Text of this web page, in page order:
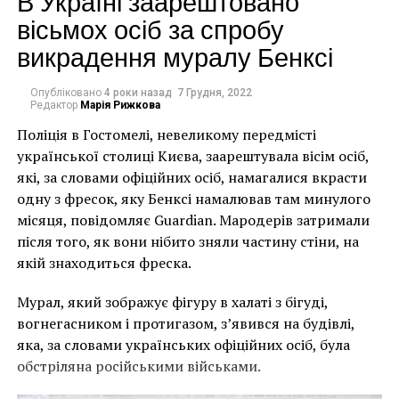
Либ выбрала последнее, так как никогда не стоит
недооценивать силу картины. С тех пор она
включила журналистику VR в свои репортажи и
художественное творчество. По словам фотографа,
вісьмох осіб за спробу
викрадення муралу Бенксі
Опубліковано 4 роки назад 7 Грудня, 2022
Редактор Марія Рижкова
Поліція в Гостомелі, невеликому передмісті
української столиці Києва, заарештувала вісім осіб,
які, за словами офіційних осіб, намагалися вкрасти
одну з фресок, яку Бенксі намалював там минулого
місяця, повідомляє Guardian. Мародерів затримали
після того, як вони нібито зняли частину стіни, на
якій знаходиться фреска.
Мурал, який зображує фігуру в халаті з бігуді,
вогнегасником і протигазом, з’явився на будівлі,
яка, за словами українських офіційних осіб, була
обстріляна російськими військами.